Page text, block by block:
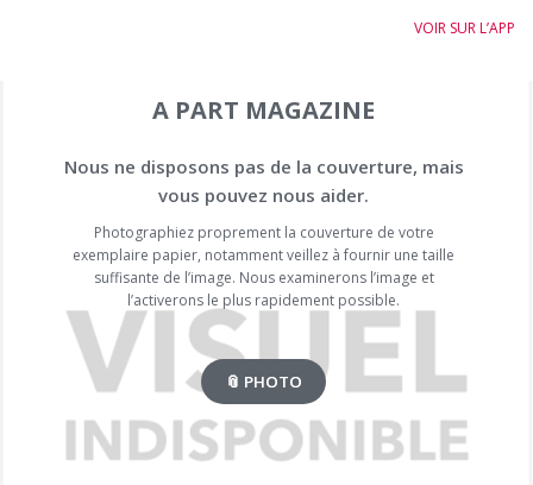
VOIR SUR L’APP
A PART MAGAZINE
Nous ne disposons pas de la couverture, mais
vous pouvez nous aider.
Photographiez proprement la couverture de votre
exemplaire papier, notamment veillez à fournir une taille
suffisante de l’image. Nous examinerons l’image et
l’activerons le plus rapidement possible.
📎 PHOTO